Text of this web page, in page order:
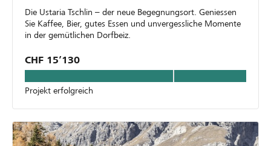
Die Ustaria Tschlin – der neue Begegnungsort. Geniessen
Sie Kaffee, Bier, gutes Essen und unvergessliche Momente
in der gemütlichen Dorfbeiz.
CHF 15’130
Projekt erfolgreich